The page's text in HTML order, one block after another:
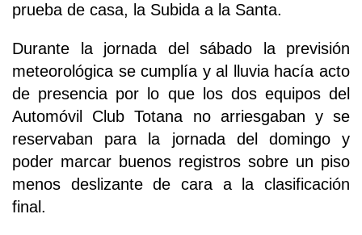
prueba de casa, la Subida a la Santa.
Durante la jornada del sábado la previsión
meteorológica se cumplía y al lluvia hacía acto
de presencia por lo que los dos equipos del
Automóvil Club Totana no arriesgaban y se
reservaban para la jornada del domingo y
poder marcar buenos registros sobre un piso
menos deslizante de cara a la clasificación
final.